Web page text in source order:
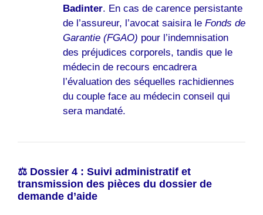
Badinter. En cas de carence persistante
de l’assureur, l’avocat saisira le Fonds de
Garantie (FGAO) pour l’indemnisation
des préjudices corporels, tandis que le
médecin de recours encadrera
l’évaluation des séquelles rachidiennes
du couple face au médecin conseil qui
sera mandaté.
⚖️ Dossier 4 : Suivi administratif et
transmission des pièces du dossier de
demande d’aide